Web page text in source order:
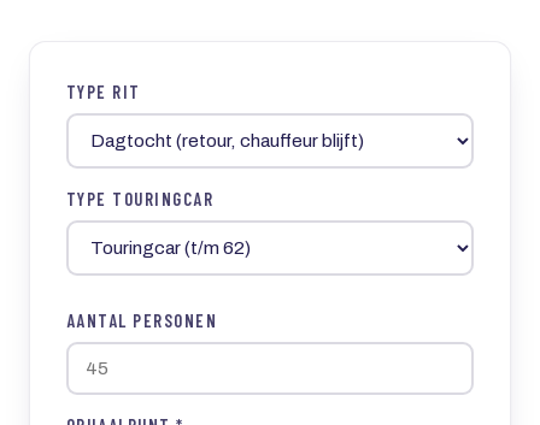
TYPE RIT
TYPE TOURINGCAR
AANTAL PERSONEN